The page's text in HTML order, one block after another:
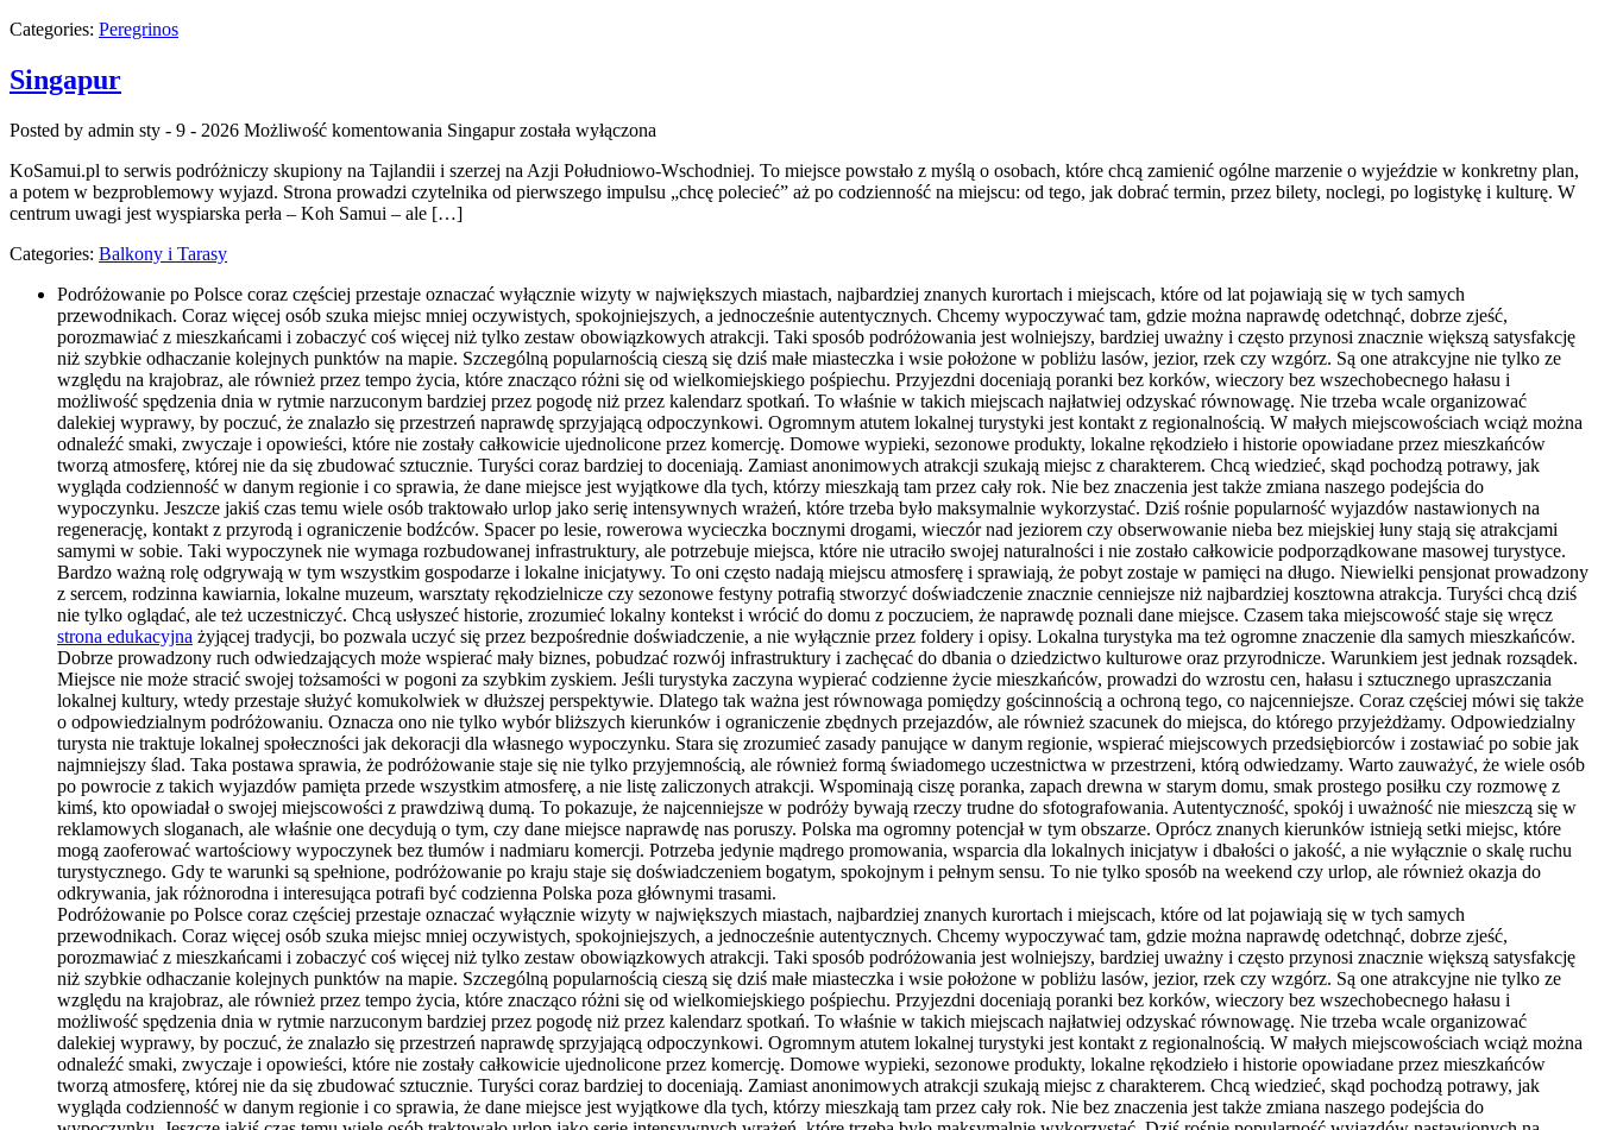
Categories: Peregrinos
Singapur
Posted by admin sty - 9 - 2026 Możliwość komentowania Singapurzostała wyłączona
KoSamui.pl to serwis podróżniczy skupiony na Tajlandii i szerzej na Azji Południowo-Wschodniej. To miejsce powstało z myślą o osobach, które chcą zamienić ogólne marzenie o wyjeździe w konkretny plan,
a potem w bezproblemowy wyjazd. Strona prowadzi czytelnika od pierwszego impulsu „chcę polecieć” aż po codzienność na miejscu: od tego, jak dobrać termin, przez bilety, noclegi, po logistykę i kulturę. W
centrum uwagi jest wyspiarska perła – Koh Samui – ale […]
Categories: Balkony i Tarasy
Podróżowanie po Polsce coraz częściej przestaje oznaczać wyłącznie wizyty w największych miastach, najbardziej znanych kurortach i miejscach, które od lat pojawiają się w tych samych
przewodnikach. Coraz więcej osób szuka miejsc mniej oczywistych, spokojniejszych, a jednocześnie autentycznych. Chcemy wypoczywać tam, gdzie można naprawdę odetchnąć, dobrze zjeść,
porozmawiać z mieszkańcami i zobaczyć coś więcej niż tylko zestaw obowiązkowych atrakcji. Taki sposób podróżowania jest wolniejszy, bardziej uważny i często przynosi znacznie większą satysfakcję
niż szybkie odhaczanie kolejnych punktów na mapie. Szczególną popularnością cieszą się dziś małe miasteczka i wsie położone w pobliżu lasów, jezior, rzek czy wzgórz. Są one atrakcyjne nie tylko ze
względu na krajobraz, ale również przez tempo życia, które znacząco różni się od wielkomiejskiego pośpiechu. Przyjezdni doceniają poranki bez korków, wieczory bez wszechobecnego hałasu i
możliwość spędzenia dnia w rytmie narzuconym bardziej przez pogodę niż przez kalendarz spotkań. To właśnie w takich miejscach najłatwiej odzyskać równowagę. Nie trzeba wcale organizować
dalekiej wyprawy, by poczuć, że znalazło się przestrzeń naprawdę sprzyjającą odpoczynkowi. Ogromnym atutem lokalnej turystyki jest kontakt z regionalnością. W małych miejscowościach wciąż można
odnaleźć smaki, zwyczaje i opowieści, które nie zostały całkowicie ujednolicone przez komercję. Domowe wypieki, sezonowe produkty, lokalne rękodzieło i historie opowiadane przez mieszkańców
tworzą atmosferę, której nie da się zbudować sztucznie. Turyści coraz bardziej to doceniają. Zamiast anonimowych atrakcji szukają miejsc z charakterem. Chcą wiedzieć, skąd pochodzą potrawy, jak
wygląda codzienność w danym regionie i co sprawia, że dane miejsce jest wyjątkowe dla tych, którzy mieszkają tam przez cały rok. Nie bez znaczenia jest także zmiana naszego podejścia do
wypoczynku. Jeszcze jakiś czas temu wiele osób traktowało urlop jako serię intensywnych wrażeń, które trzeba było maksymalnie wykorzystać. Dziś rośnie popularność wyjazdów nastawionych na
regenerację, kontakt z przyrodą i ograniczenie bodźców. Spacer po lesie, rowerowa wycieczka bocznymi drogami, wieczór nad jeziorem czy obserwowanie nieba bez miejskiej łuny stają się atrakcjami
samymi w sobie. Taki wypoczynek nie wymaga rozbudowanej infrastruktury, ale potrzebuje miejsca, które nie utraciło swojej naturalności i nie zostało całkowicie podporządkowane masowej turystyce.
Bardzo ważną rolę odgrywają w tym wszystkim gospodarze i lokalne inicjatywy. To oni często nadają miejscu atmosferę i sprawiają, że pobyt zostaje w pamięci na długo. Niewielki pensjonat prowadzony
z sercem, rodzinna kawiarnia, lokalne muzeum, warsztaty rękodzielnicze czy sezonowe festyny potrafią stworzyć doświadczenie znacznie cenniejsze niż najbardziej kosztowna atrakcja. Turyści chcą dziś
nie tylko oglądać, ale też uczestniczyć. Chcą usłyszeć historie, zrozumieć lokalny kontekst i wrócić do domu z poczuciem, że naprawdę poznali dane miejsce. Czasem taka miejscowość staje się wręcz
strona edukacyjna żyjącej tradycji, bo pozwala uczyć się przez bezpośrednie doświadczenie, a nie wyłącznie przez foldery i opisy. Lokalna turystyka ma też ogromne znaczenie dla samych mieszkańców.
Dobrze prowadzony ruch odwiedzających może wspierać mały biznes, pobudzać rozwój infrastruktury i zachęcać do dbania o dziedzictwo kulturowe oraz przyrodnicze. Warunkiem jest jednak rozsądek.
Miejsce nie może stracić swojej tożsamości w pogoni za szybkim zyskiem. Jeśli turystyka zaczyna wypierać codzienne życie mieszkańców, prowadzi do wzrostu cen, hałasu i sztucznego upraszczania
lokalnej kultury, wtedy przestaje służyć komukolwiek w dłuższej perspektywie. Dlatego tak ważna jest równowaga pomiędzy gościnnością a ochroną tego, co najcenniejsze. Coraz częściej mówi się także
o odpowiedzialnym podróżowaniu. Oznacza ono nie tylko wybór bliższych kierunków i ograniczenie zbędnych przejazdów, ale również szacunek do miejsca, do którego przyjeżdżamy. Odpowiedzialny
turysta nie traktuje lokalnej społeczności jak dekoracji dla własnego wypoczynku. Stara się zrozumieć zasady panujące w danym regionie, wspierać miejscowych przedsiębiorców i zostawiać po sobie jak
najmniejszy ślad. Taka postawa sprawia, że podróżowanie staje się nie tylko przyjemnością, ale również formą świadomego uczestnictwa w przestrzeni, którą odwiedzamy. Warto zauważyć, że wiele osób
po powrocie z takich wyjazdów pamięta przede wszystkim atmosferę, a nie listę zaliczonych atrakcji. Wspominają ciszę poranka, zapach drewna w starym domu, smak prostego posiłku czy rozmowę z
kimś, kto opowiadał o swojej miejscowości z prawdziwą dumą. To pokazuje, że najcenniejsze w podróży bywają rzeczy trudne do sfotografowania. Autentyczność, spokój i uważność nie mieszczą się w
reklamowych sloganach, ale właśnie one decydują o tym, czy dane miejsce naprawdę nas poruszy. Polska ma ogromny potencjał w tym obszarze. Oprócz znanych kierunków istnieją setki miejsc, które
mogą zaoferować wartościowy wypoczynek bez tłumów i nadmiaru komercji. Potrzeba jedynie mądrego promowania, wsparcia dla lokalnych inicjatyw i dbałości o jakość, a nie wyłącznie o skalę ruchu
turystycznego. Gdy te warunki są spełnione, podróżowanie po kraju staje się doświadczeniem bogatym, spokojnym i pełnym sensu. To nie tylko sposób na weekend czy urlop, ale również okazja do
odkrywania, jak różnorodna i interesująca potrafi być codzienna Polska poza głównymi trasami.
Podróżowanie po Polsce coraz częściej przestaje oznaczać wyłącznie wizyty w największych miastach, najbardziej znanych kurortach i miejscach, które od lat pojawiają się w tych samych
przewodnikach. Coraz więcej osób szuka miejsc mniej oczywistych, spokojniejszych, a jednocześnie autentycznych. Chcemy wypoczywać tam, gdzie można naprawdę odetchnąć, dobrze zjeść,
porozmawiać z mieszkańcami i zobaczyć coś więcej niż tylko zestaw obowiązkowych atrakcji. Taki sposób podróżowania jest wolniejszy, bardziej uważny i często przynosi znacznie większą satysfakcję
niż szybkie odhaczanie kolejnych punktów na mapie. Szczególną popularnością cieszą się dziś małe miasteczka i wsie położone w pobliżu lasów, jezior, rzek czy wzgórz. Są one atrakcyjne nie tylko ze
względu na krajobraz, ale również przez tempo życia, które znacząco różni się od wielkomiejskiego pośpiechu. Przyjezdni doceniają poranki bez korków, wieczory bez wszechobecnego hałasu i
możliwość spędzenia dnia w rytmie narzuconym bardziej przez pogodę niż przez kalendarz spotkań. To właśnie w takich miejscach najłatwiej odzyskać równowagę. Nie trzeba wcale organizować
dalekiej wyprawy, by poczuć, że znalazło się przestrzeń naprawdę sprzyjającą odpoczynkowi. Ogromnym atutem lokalnej turystyki jest kontakt z regionalnością. W małych miejscowościach wciąż można
odnaleźć smaki, zwyczaje i opowieści, które nie zostały całkowicie ujednolicone przez komercję. Domowe wypieki, sezonowe produkty, lokalne rękodzieło i historie opowiadane przez mieszkańców
tworzą atmosferę, której nie da się zbudować sztucznie. Turyści coraz bardziej to doceniają. Zamiast anonimowych atrakcji szukają miejsc z charakterem. Chcą wiedzieć, skąd pochodzą potrawy, jak
wygląda codzienność w danym regionie i co sprawia, że dane miejsce jest wyjątkowe dla tych, którzy mieszkają tam przez cały rok. Nie bez znaczenia jest także zmiana naszego podejścia do